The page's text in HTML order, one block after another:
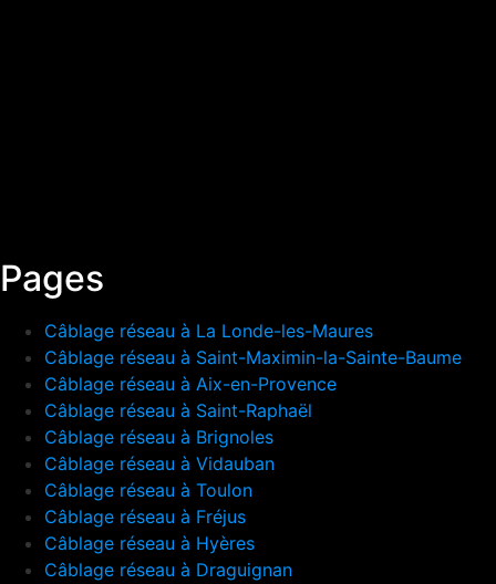
Pages
Câblage réseau à La Londe-les-Maures
Câblage réseau à Saint-Maximin-la-Sainte-Baume
Câblage réseau à Aix-en-Provence
Câblage réseau à Saint-Raphaël
Câblage réseau à Brignoles
Câblage réseau à Vidauban
Câblage réseau à Toulon
Câblage réseau à Fréjus
Câblage réseau à Hyères
Câblage réseau à Draguignan